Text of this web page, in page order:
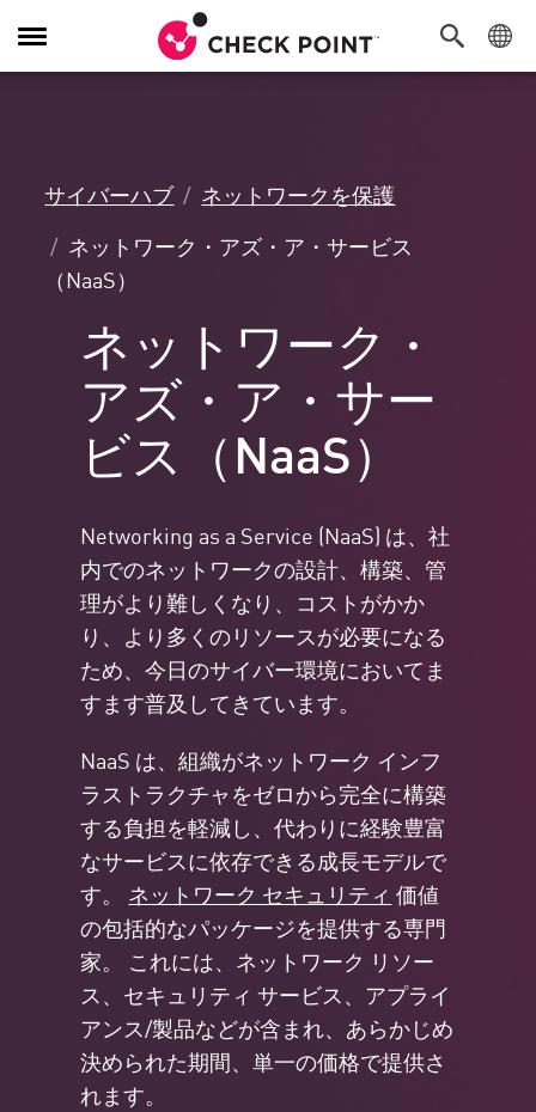
Toggle
Navigation
サイバーハブ
ネットワークを保護
ネットワーク・アズ・ア・サービス
（NaaS）
ネットワーク・
アズ・ア・サー
ビス（NaaS）
Networking as a Service (NaaS) は、社
内でのネットワークの設計、構築、管
理がより難しくなり、コストがかか
り、より多くのリソースが必要になる
ため、今日のサイバー環境においてま
すます普及してきています。
NaaS は、組織がネットワーク インフ
ラストラクチャをゼロから完全に構築
する負担を軽減し、代わりに経験豊富
なサービスに依存できる成長モデルで
す。 ネットワーク セキュリティ 価値
の包括的なパッケージを提供する専門
家。 これには、ネットワーク リソー
ス、セキュリティ サービス、アプライ
アンス/製品などが含まれ、あらかじめ
決められた期間、単一の価格で提供さ
れます。